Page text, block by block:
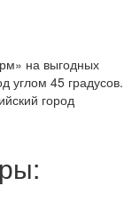
на выгодных
углом 45 градусов.
город